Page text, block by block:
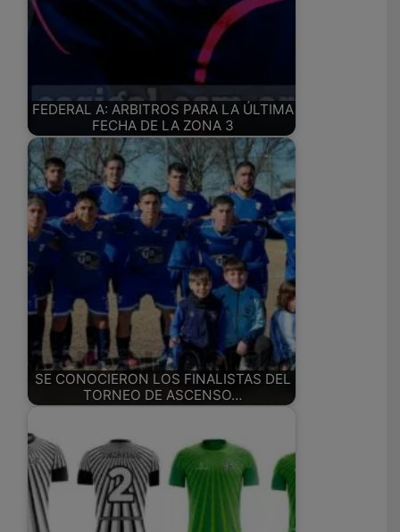
FEDERAL A: ARBITROS PARA LA ÚLTIMA
FECHA DE LA ZONA 3
SE CONOCIERON LOS FINALISTAS DEL
TORNEO DE ASCENSO…